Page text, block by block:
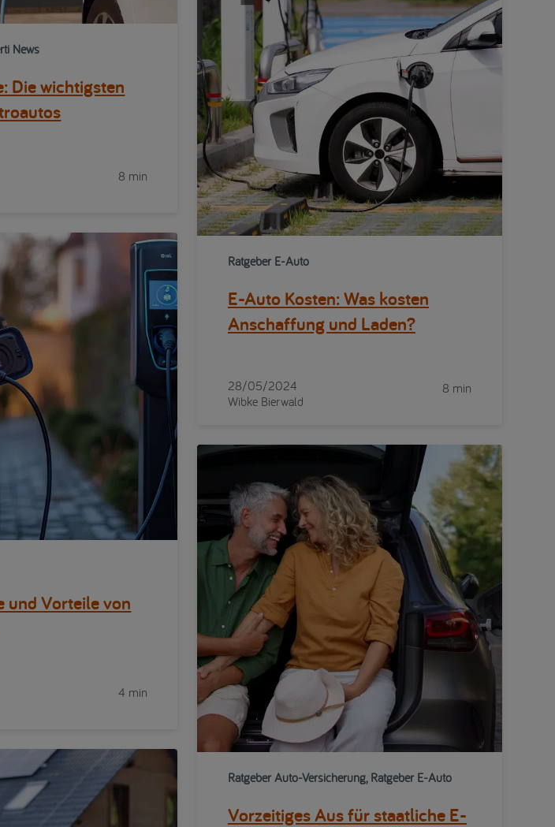
News
Die wichtigsten
8 min
Ratgeber E-Auto
E-Auto Kosten: Was kosten
Anschaffung und Laden?
28/05/2024
Wibke Bierwald
8 min
und Vorteile von
4 min
Ratgeber Auto-Versicherung, Ratgeber E-Auto
Vorzeitiges Aus für staatliche E-